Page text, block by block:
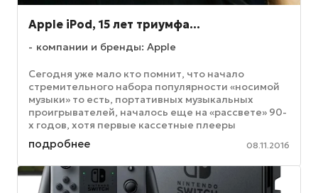
Apple iPod, 15 лет триумфа…
компании и бренды: Apple
Сегодня уже мало кто помнит, что начало
стремительного набора популярности «носимой
музыки» то есть, портативных музыкальных
проигрывателей, началось еще на «рассвете» 90-
х годов, хотя первые кассетные плееры
появились еще примерно на десять лет ...
подробнее 08.11.2016